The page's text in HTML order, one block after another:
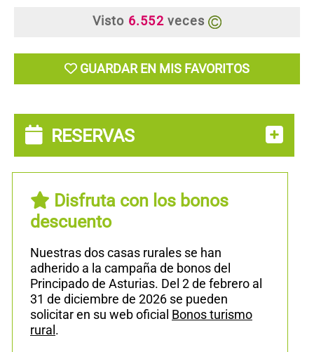
Visto 6.552 veces
GUARDAR EN MIS FAVORITOS
RESERVAS
Disfruta con los bonos
descuento
Nuestras dos casas rurales se han
adherido a la campaña de bonos del
Principado de Asturias. Del 2 de febrero al
31 de diciembre de 2026 se pueden
solicitar en su web oficial Bonos turismo
rural.